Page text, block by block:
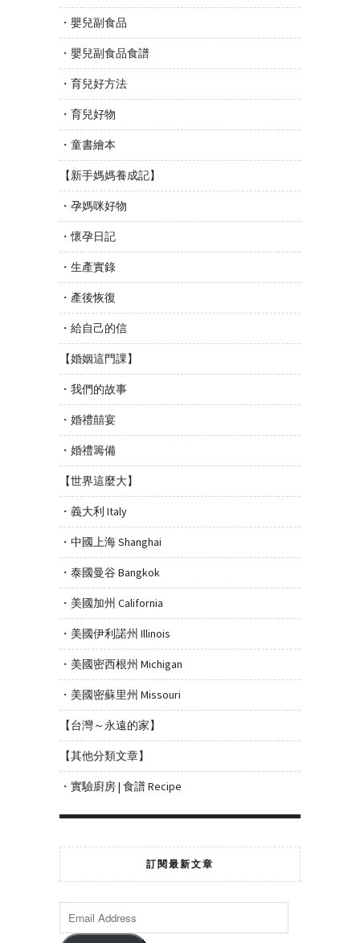
・嬰兒副食品
・嬰兒副食品食譜
・育兒好方法
・育兒好物
・童書繪本
【新手媽媽養成記】
・孕媽咪好物
・懷孕日記
・生產實錄
・產後恢復
・給自己的信
【婚姻這門課】
・我們的故事
・婚禮囍宴
・婚禮籌備
【世界這麼大】
・義大利 Italy
・中國上海 Shanghai
・泰國曼谷 Bangkok
・美國加州 California
・美國伊利諾州 Illinois
・美國密西根州 Michigan
・美國密蘇里州 Missouri
【台灣～永遠的家】
【其他分類文章】
・實驗廚房 | 食譜 Recipe
訂閱最新文章